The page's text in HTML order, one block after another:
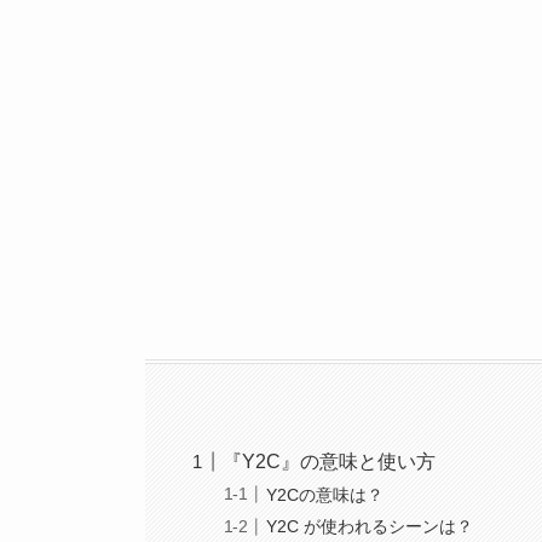
『Y2C』の意味と使い方
Y2Cの意味は？
Y2C が使われるシーンは？